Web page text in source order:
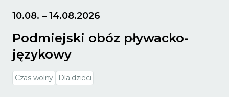
10.08. – 14.08.2026
Podmiejski obóz pływacko-
językowy
Czas wolny Dla dzieci